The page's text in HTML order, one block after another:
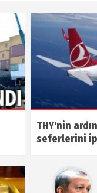
THY'nin
seferlerini